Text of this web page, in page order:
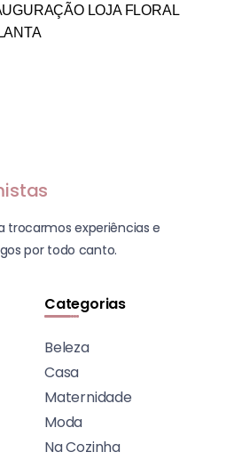
LOJA FLORAL
trocarmos experiências e
por todo canto.
Categorias
Beleza
Casa
Maternidade
Moda
Na Cozinha